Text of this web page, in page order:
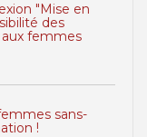
"Mise en
des
femmes
sans-
!